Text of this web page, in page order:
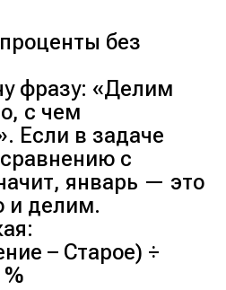
без
фразу: «Делим
с чем
Если в задаче
с
январь — это
и делим.
– Старое) ÷
%